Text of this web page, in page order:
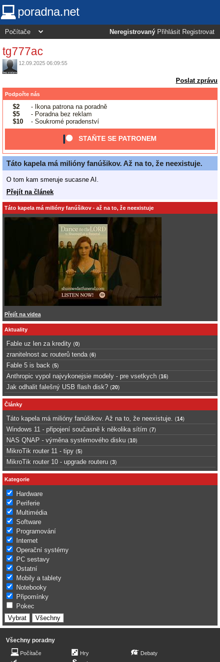
poradna.net
Neregistrovaný Přihlásit Registrovat
tg777ac
12.09.2025 06:09:55
Poslat zprávu
Podpořte nás
$2
- Ikona patrona na poradně
$5
- Poradna bez reklam
$10
- Soukromé poradenství
STAŇTE SE PATRONEM
Táto kapela má milióny fanúšikov. Až na to, že neexistuje.
O tom kam smeruje sucasne AI.
Přejít na článek
Táto kapela má milióny fanúšikov - až na to, že neexistuje
Přejít na videa
Aktuality
Fable uz len za kredity (0)
zranitelnost ac routerů tenda (6)
Fable 5 is back (5)
Anthropic vypol najvykonejsie modely - pre vsetkych (16)
Jak odhalit falešný USB flash disk? (20)
Články
Táto kapela má milióny fanúšikov. Až na to, že neexistuje. (14)
Windows 11 - připojení současně k několika sítím (7)
NAS QNAP - výměna systémového disku (10)
MikroTik router 11 - tipy (5)
MikroTik router 10 - upgrade routeru (3)
Kategorie
Hardware
Periferie
Multimédia
Software
Programování
Internet
Operační systémy
PC sestavy
Ostatní
Mobily a tablety
Notebooky
Připomínky
Pokec
Všechny poradny
Počítače
Hry
Debaty